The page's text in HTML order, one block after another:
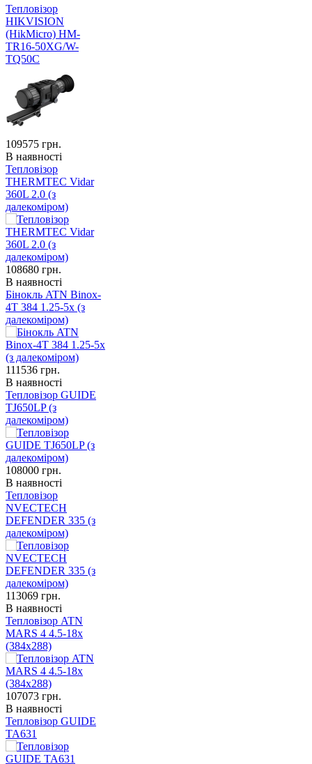
Тепловізор
HIKVISION
(HikMicro) HM-
TR16-50XG/W-
TQ50C
109575 грн.
В наявності
Тепловізор
THERMTEC Vidar
360L 2.0 (з
далекоміром)
108680 грн.
В наявності
Бінокль ATN Binox-
4T 384 1.25-5x (з
далекоміром)
111536 грн.
В наявності
Тепловізор GUIDE
TJ650LP (з
далекоміром)
108000 грн.
В наявності
Тепловізор
NVECTECH
DEFENDER 335 (з
далекоміром)
113069 грн.
В наявності
Тепловізор ATN
MARS 4 4.5-18x
(384x288)
107073 грн.
В наявності
Тепловізор GUIDE
TA631